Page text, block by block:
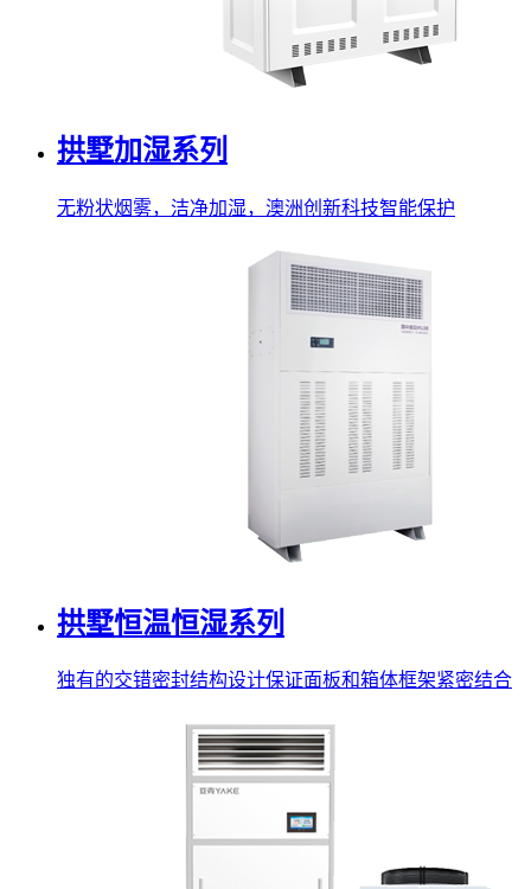
拱墅加湿系列
无粉状烟雾，洁净加湿，澳洲创新科技智能保护
拱墅恒温恒湿系列
独有的交错密封结构设计保证面板和箱体框架紧密结合